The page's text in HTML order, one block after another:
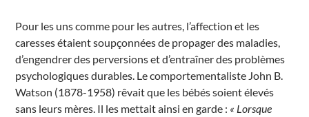
Pour les uns comme pour les autres, l’affection et les
caresses étaient soupçonnées de propager des maladies,
d’engendrer des perversions et d’entraîner des problèmes
psychologiques durables. Le comportementaliste John B.
Watson (1878-1958) rêvait que les bébés soient élevés
sans leurs mères. Il les mettait ainsi en garde : « Lorsque